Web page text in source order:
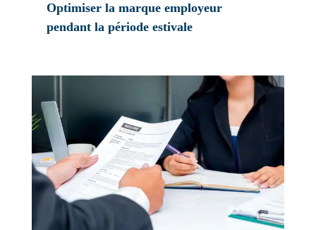
Optimiser la marque employeur
pendant la période estivale